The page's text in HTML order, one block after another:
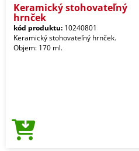
Keramický stohovateľný
hrnček
kód produktu: 10240801
Keramický stohovateľný hrnček.
Objem: 170 ml.